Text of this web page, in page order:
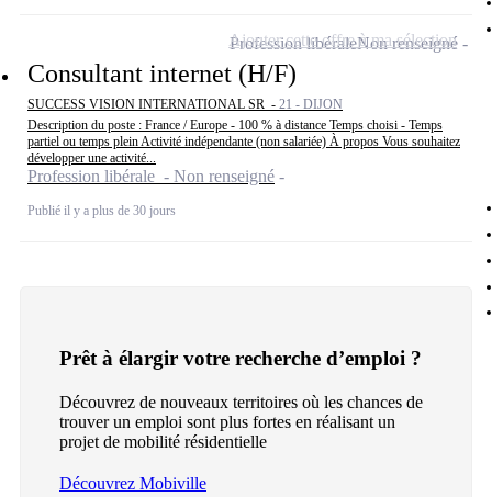
Consultant internet (H/F)
SUCCESS VISION INTERNATIONAL SR - 21 - DIJON
Description du poste : France / Europe - 100 % à distance Temps choisi - Temps
partiel ou temps plein Activité indépendante (non salariée) À propos Vous souhaitez
développer une activité...
Profession libérale - Non renseigné
Publié il y a plus de 30 jours
Profession libéraleNon renseigné
Ajouter cette offre à ma sélection
Prêt à élargir votre recherche d’emploi ?
Découvrez de nouveaux territoires où les chances de
trouver un emploi sont plus fortes en réalisant un
projet de mobilité résidentielle
Découvrez Mobiville